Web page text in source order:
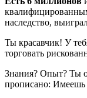
наследство,
Ты красавчик! У
торговать
Знания? Опыт? Ты
прописано: Имеешь